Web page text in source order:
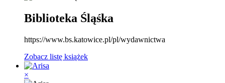
Biblioteka Śląśka
https://www.bs.katowice.pl/pl/wydawnictwa
Zobacz listę książek
×